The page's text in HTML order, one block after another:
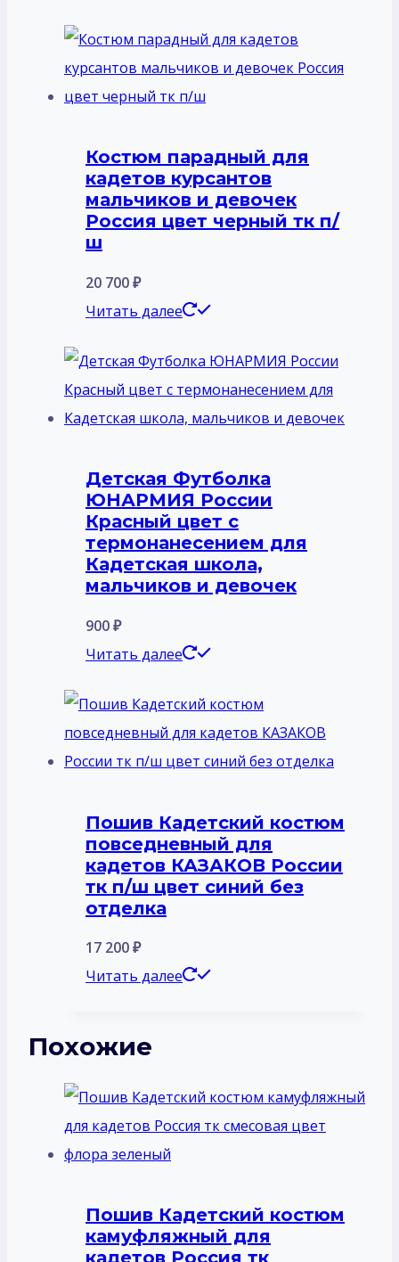
Костюм парадный для
кадетов курсантов
мальчиков и девочек
Россия цвет черный тк п/
ш
20 700₽
Читать далее
Детская Футболка
ЮНАРМИЯ России
Красный цвет с
термонанесением для
Кадетская школа,
мальчиков и девочек
900₽
Читать далее
Пошив Кадетский костюм
повседневный для
кадетов КАЗАКОВ России
тк п/ш цвет синий без
отделка
17 200₽
Читать далее
Похожие
Пошив Кадетский костюм
камуфляжный для